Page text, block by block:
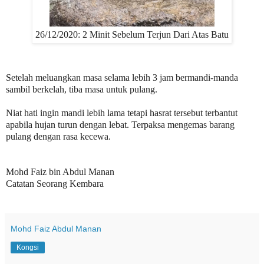
26/12/2020: 2 Minit Sebelum Terjun Dari Atas Batu
Setelah meluangkan masa selama lebih 3 jam bermandi-manda
sambil berkelah, tiba masa untuk pulang.
Niat hati ingin mandi lebih lama tetapi hasrat tersebut terbantut
apabila hujan turun dengan lebat. Terpaksa mengemas barang
pulang dengan rasa kecewa.
Mohd Faiz bin Abdul Manan
Catatan Seorang Kembara
Mohd Faiz Abdul Manan
Kongsi